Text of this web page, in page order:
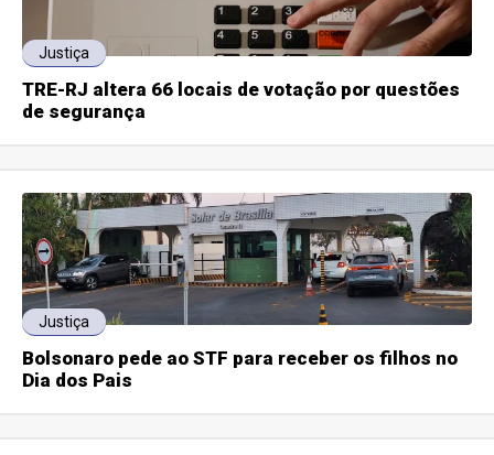
Justiça
TRE-RJ altera 66 locais de votação por questões
de segurança
Justiça
Bolsonaro pede ao STF para receber os filhos no
Dia dos Pais